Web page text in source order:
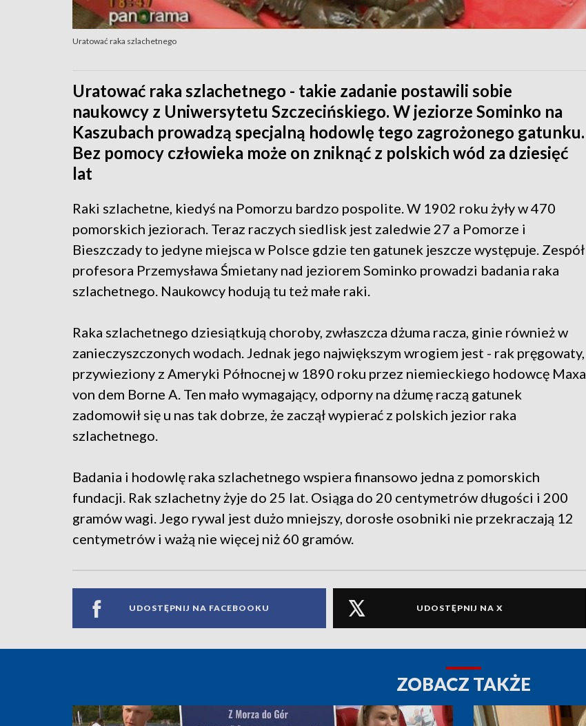
Uratować raka szlachetnego
Uratować raka szlachetnego - takie zadanie postawili sobie
naukowcy z Uniwersytetu Szczecińskiego. W jeziorze Sominko na
Kaszubach prowadzą specjalną hodowlę tego zagrożonego gatunku.
Bez pomocy człowieka może on zniknąć z polskich wód za dziesięć
lat
Raki szlachetne, kiedyś na Pomorzu bardzo pospolite. W 1902 roku żyły w 470
pomorskich jeziorach. Teraz raczych siedlisk jest zaledwie 27 a Pomorze i
Bieszczady to jedyne miejsca w Polsce gdzie ten gatunek jeszcze występuje. Zespół
profesora Przemysława Śmietany nad jeziorem Sominko prowadzi badania raka
szlachetnego. Naukowcy hodują tu też małe raki.
Raka szlachetnego dziesiątkują choroby, zwłaszcza dżuma racza, ginie również w
zanieczyszczonych wodach. Jednak jego największym wrogiem jest - rak pręgowaty,
przywieziony z Ameryki Północnej w 1890 roku przez niemieckiego hodowcę Maxa
von dem Borne A. Ten mało wymagający, odporny na dżumę raczą gatunek
zadomowił się u nas tak dobrze, że zaczął wypierać z polskich jezior raka
szlachetnego.
Badania i hodowlę raka szlachetnego wspiera finansowo jedna z pomorskich
fundacji. Rak szlachetny żyje do 25 lat. Osiąga do 20 centymetrów długości i 200
gramów wagi. Jego rywal jest dużo mniejszy, dorosłe osobniki nie przekraczają 12
centymetrów i ważą nie więcej niż 60 gramów.
UDOSTĘPNIJ NA FACEBOOKU UDOSTĘPNIJ NA X
ZOBACZ TAKŻE